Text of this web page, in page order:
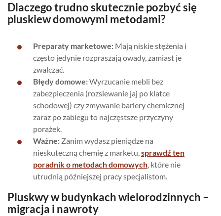
Dlaczego trudno skutecznie pozbyć się
pluskiew domowymi metodami?
Preparaty marketowe: Mają niskie stężenia i
często jedynie rozpraszają owady, zamiast je
zwalczać.
Błędy domowe:Wyrzucanie mebli bez
zabezpieczenia (rozsiewanie jaj po klatce
schodowej) czy zmywanie bariery chemicznej
zaraz po zabiegu to najczęstsze przyczyny
porażek.
Ważne: Zanim wydasz pieniądze na
nieskuteczną chemię z marketu,sprawdź ten
poradnik o metodach domowych, które nie
utrudnią późniejszej pracy specjalistom.
Pluskwy w budynkach wielorodzinnych –
migracja i nawroty